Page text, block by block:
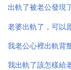
出軌了被老公發現
老婆出軌了，可以